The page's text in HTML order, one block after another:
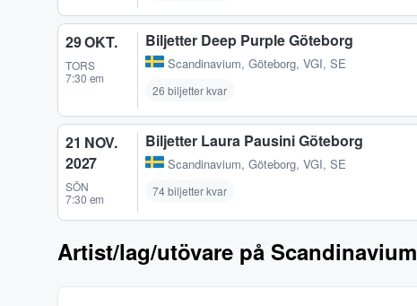
29 OKT.
TORS
7:30 em
Biljetter Deep Purple Göteborg
Scandinavium, Göteborg, VGI, SE
26 biljetter kvar
21 NOV.
2027
SÖN
7:30 em
Biljetter Laura Pausini Göteborg
Scandinavium, Göteborg, VGI, SE
74 biljetter kvar
Artist/lag/utövare på Scandinavium